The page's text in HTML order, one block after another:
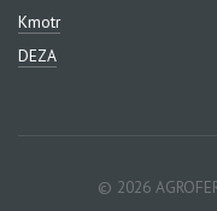
Kmotr
DEZA
© 2026